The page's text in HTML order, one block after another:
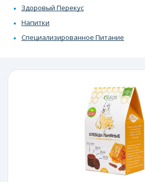
Здоровый Перекус
Напитки
Специализированное Питание